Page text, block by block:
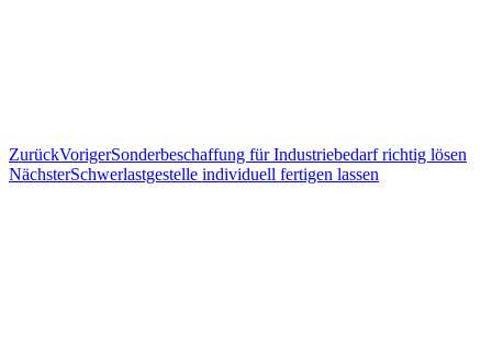
ZurückVorigerSonderbeschaffung für Industriebedarf richtig lösen
NächsterSchwerlastgestelle individuell fertigen lassen